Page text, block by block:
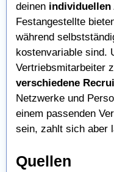
deinen individuellen
Festangestellte
während
kostenvariable sind.
Vertriebsmitarbeiter
verschiedene
Netzwerke und
einem passenden
sein, zahlt sich aber
Quellen